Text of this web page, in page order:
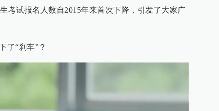
考试报名人数自2015年来首次下降，引发了大家广
了“刹车”？